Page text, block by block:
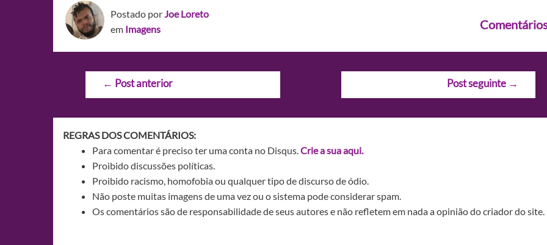
Postado porJoe Loreto
em Imagens
Navegação
← Post anterior Post seguinte →
REGRAS DOS COMENTÁRIOS:
Para comentar é preciso ter uma conta no Disqus.Crie a sua aqui.
Proibido discussões políticas.
Proibido racismo, homofobia ou qualquer tipo de discurso de ódio.
Não poste muitas imagens de uma vez ou o sistema pode considerar spam.
Os comentários são de responsabilidade de seus autores e não refletem em nada a opinião do criador do site.